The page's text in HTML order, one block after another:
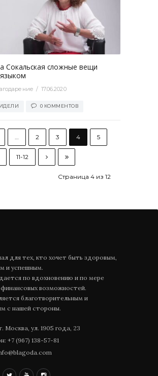
Сокальская сложные вещи
17.06.2020
0 КОММЕНТОВ
2 3 4 5
11-12
Страница 4 из 12
для тех, кто хочет быть здоровым,
и успешным.
по вдохновению и по мере
финансовых возможностей.
благотворительным и
с нашей стороны.
Москва, ул. 1905 года, 23
+7 (967) 138-57-81